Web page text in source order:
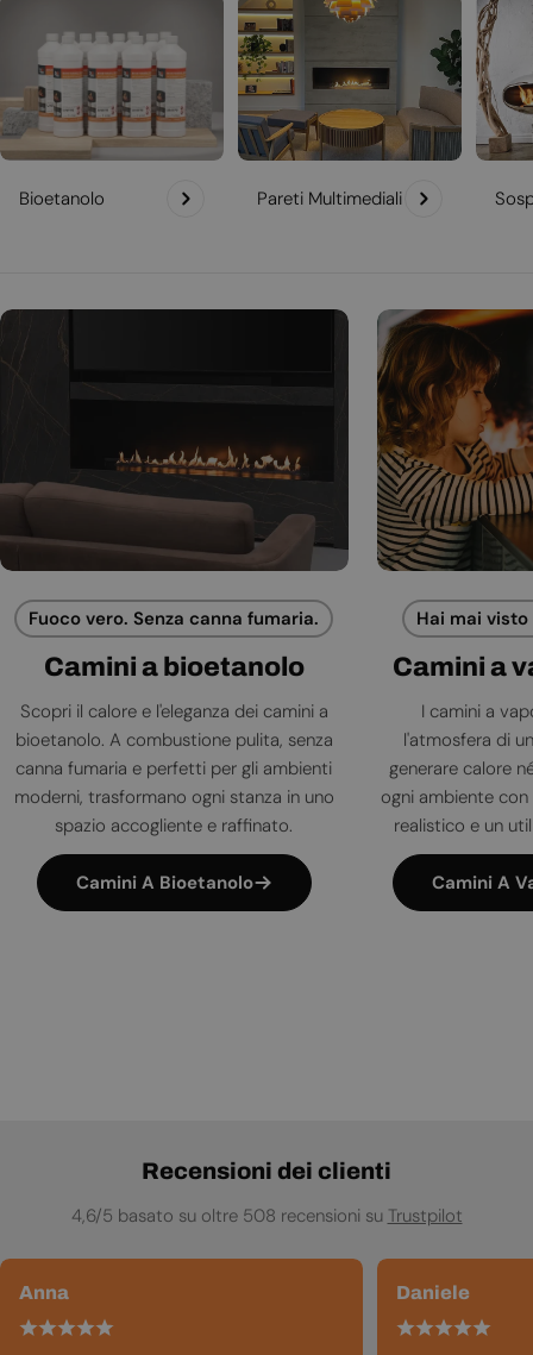
Bioetanolo Pareti Multimediali
Fuoco vero. Senza canna fumaria.
Camini a bioetanolo
Scopri il calore e l'eleganza dei camini a
bioetanolo. A combustione pulita, senza
canna fumaria e perfetti per gli ambienti
moderni, trasformano ogni stanza in uno
spazio accogliente e raffinato.
Camini A Bioetanolo
Hai mai
Camini a
I camini a
l'atmosfera di
generare calore
ogni ambiente
realistico e un
Camini A
Recensioni dei clienti
4,6/5 basato su oltre 508 recensioni su Trustpilot
Anna Daniele